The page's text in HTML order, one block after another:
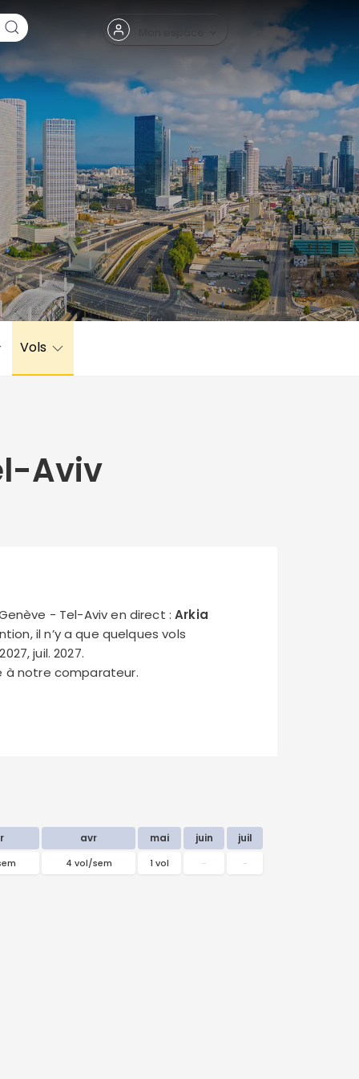
Vols
Aviv
- Tel-Aviv en direct :Arkia
il n’y a que quelques vols
juil. 2027.
à notre comparateur.
avr mai juin juil
4 vol/sem 1 vol - -